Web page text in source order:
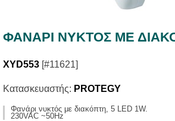
ΦΑΝΑΡΙ ΝΥΚΤΟΣ ΜΕ
XYD553 [#11621]
Κατασκευαστής: PROTEGY
Φανάρι νυκτός με διακόπτη, 5 LED 1W.
230VAC ~50Hz